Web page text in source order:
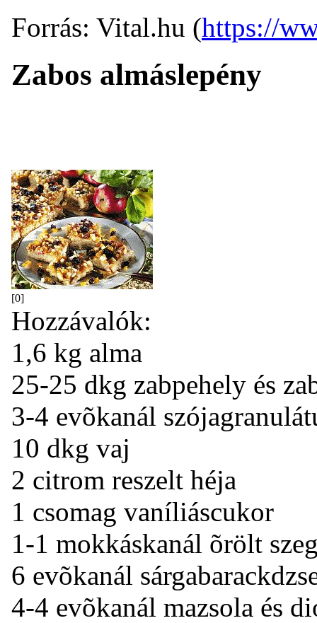
Forrás: Vital.hu (https://
Zabos almáslepény
[0]
Hozzávalók:
1,6 kg alma
25-25 dkg zabpehely és
3-4 evõkanál
10 dkg vaj
2 citrom reszelt héja
1 csomag vaníliáscukor
1-1 mokkáskanál õrölt
6 evõkanál
4-4 evõkanál mazsola és